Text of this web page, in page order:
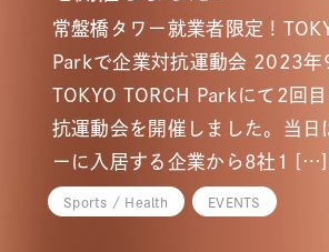
常盤橋タワー就業者限定！
Parkで企業対抗運動会 2023年
TOKYO TORCH Parkにて2回
抗運動会を開催しました。当日
ーに入居する企業から8社1 […]
Sports / Health EVENTS